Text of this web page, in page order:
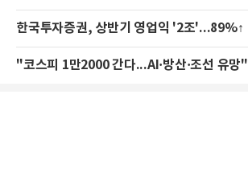
한국투자증권, 상반기 영업익 '2조'...89%↑
"코스피 1만2000 간다...AI·방산·조선 유망"